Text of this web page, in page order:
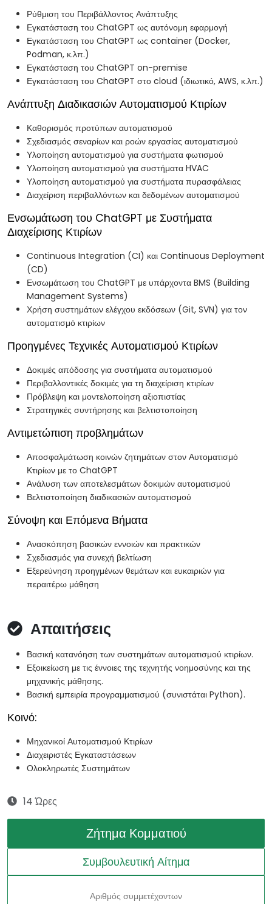
Ρύθμιση του Περιβάλλοντος Ανάπτυξης
Εγκατάσταση του ChatGPT ως αυτόνομη εφαρμογή
Εγκατάσταση του ChatGPT ως container (Docker,
Podman, κ.λπ.)
Εγκατάσταση του ChatGPT on-premise
Εγκατάσταση του ChatGPT στο cloud (ιδιωτικό, AWS, κ.λπ.)
Ανάπτυξη Διαδικασιών Αυτοματισμού Κτιρίων
Καθορισμός προτύπων αυτοματισμού
Σχεδιασμός σεναρίων και ροών εργασίας αυτοματισμού
Υλοποίηση αυτοματισμού για συστήματα φωτισμού
Υλοποίηση αυτοματισμού για συστήματα HVAC
Υλοποίηση αυτοματισμού για συστήματα πυρασφάλειας
Διαχείριση περιβαλλόντων και δεδομένων αυτοματισμού
Ενσωμάτωση του ChatGPT με Συστήματα
Διαχείρισης Κτιρίων
Continuous Integration (CI) και Continuous Deployment
(CD)
Ενσωμάτωση του ChatGPT με υπάρχοντα BMS (Building
Management Systems)
Χρήση συστημάτων ελέγχου εκδόσεων (Git, SVN) για τον
αυτοματισμό κτιρίων
Προηγμένες Τεχνικές Αυτοματισμού Κτιρίων
Δοκιμές απόδοσης για συστήματα αυτοματισμού
Περιβαλλοντικές δοκιμές για τη διαχείριση κτιρίων
Πρόβλεψη και μοντελοποίηση αξιοπιστίας
Στρατηγικές συντήρησης και βελτιστοποίηση
Αντιμετώπιση προβλημάτων
Αποσφαλμάτωση κοινών ζητημάτων στον Αυτοματισμό
Κτιρίων με το ChatGPT
Ανάλυση των αποτελεσμάτων δοκιμών αυτοματισμού
Βελτιστοποίηση διαδικασιών αυτοματισμού
Σύνοψη και Επόμενα Βήματα
Ανασκόπηση βασικών εννοιών και πρακτικών
Σχεδιασμός για συνεχή βελτίωση
Εξερεύνηση προηγμένων θεμάτων και ευκαιριών για
περαιτέρω μάθηση
Απαιτήσεις
Βασική κατανόηση των συστημάτων αυτοματισμού κτιρίων.
Εξοικείωση με τις έννοιες της τεχνητής νοημοσύνης και της
μηχανικής μάθησης.
Βασική εμπειρία προγραμματισμού (συνιστάται Python).
Κοινό:
Μηχανικοί Αυτοματισμού Κτιρίων
Διαχειριστές Εγκαταστάσεων
Ολοκληρωτές Συστημάτων
14 Ώρες
Ζήτημα Κομματιού
Συμβουλευτική Αίτημα
Αριθμός συμμετέχοντων